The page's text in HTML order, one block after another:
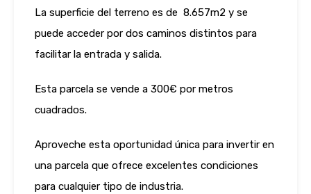
La superficie del terreno es de 8.657m2 y se
puede acceder por dos caminos distintos para
facilitar la entrada y salida.
Esta parcela se vende a 300€ por metros
cuadrados.
Aproveche esta oportunidad única para invertir en
una parcela que ofrece excelentes condiciones
para cualquier tipo de industria.